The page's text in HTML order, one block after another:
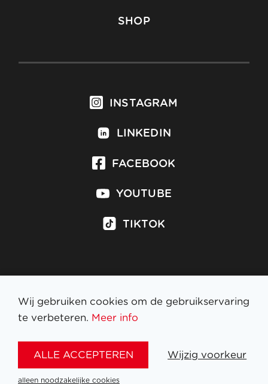
SHOP
INSTAGRAM
LINKEDIN
FACEBOOK
YOUTUBE
TIKTOK
Inschrijven op nieuwsbrief
Wij gebruiken cookies om de gebruikservaring
te verbeteren. Meer info
ALLE ACCEPTEREN Wijzig voorkeur
alleen noodzakelijke cookies